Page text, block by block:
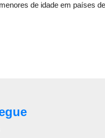
de idade em países